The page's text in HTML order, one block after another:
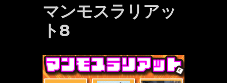
マンモスラリアッ
ト8